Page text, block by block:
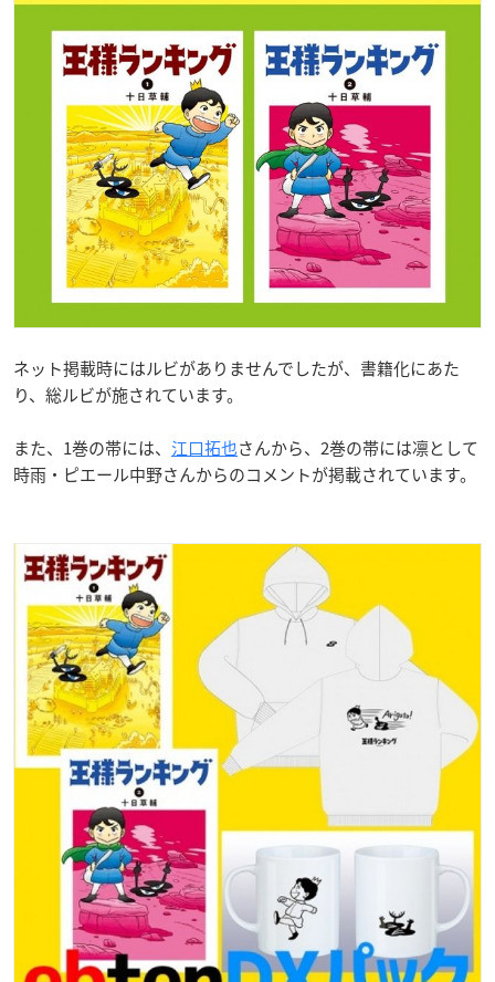
ネット掲載時にはルビがありませんでしたが、書籍化にあた
り、総ルビが施されています。
また、1巻の帯には、 江口拓也さんから、2巻の帯には凛として
時雨・ピエール中野さんからのコメントが掲載されています。